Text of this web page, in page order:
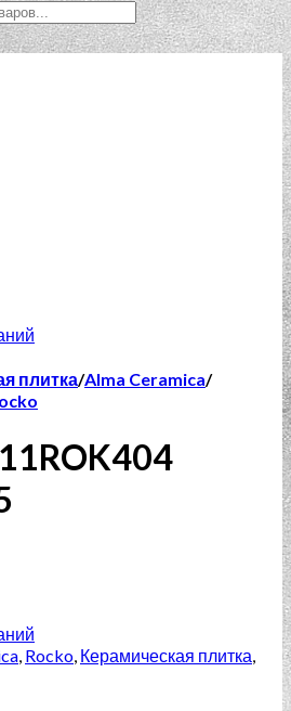
плитка/Alma Ceramica/
, Rocko, Керамическая плитка,